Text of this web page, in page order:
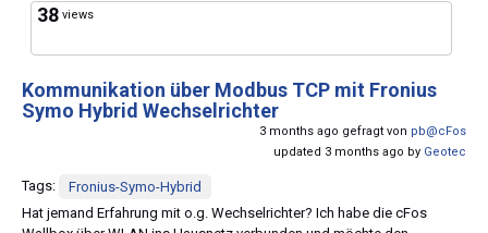
38 views
Kommunikation über Modbus TCP mit Fronius
Symo Hybrid Wechselrichter
3 months ago gefragt von pb@cFos
updated 3 months ago by Geotec
Tags:
Fronius-Symo-Hybrid
Hat jemand Erfahrung mit o.g. Wechselrichter? Ich habe die cFos